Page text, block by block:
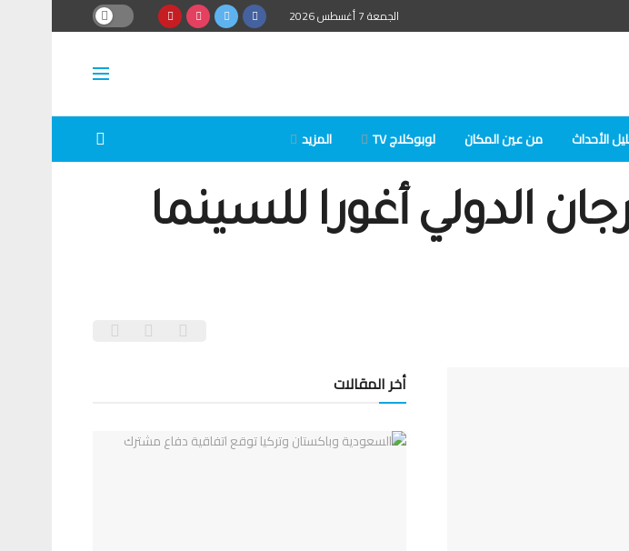
الجمعة 7 أغسطس 2026
الأحداث من عين المكان لوبوكلاج TV المزيد
الدورة 9 للمهرجان الدولي أغورا للسينما
أخر المقالات